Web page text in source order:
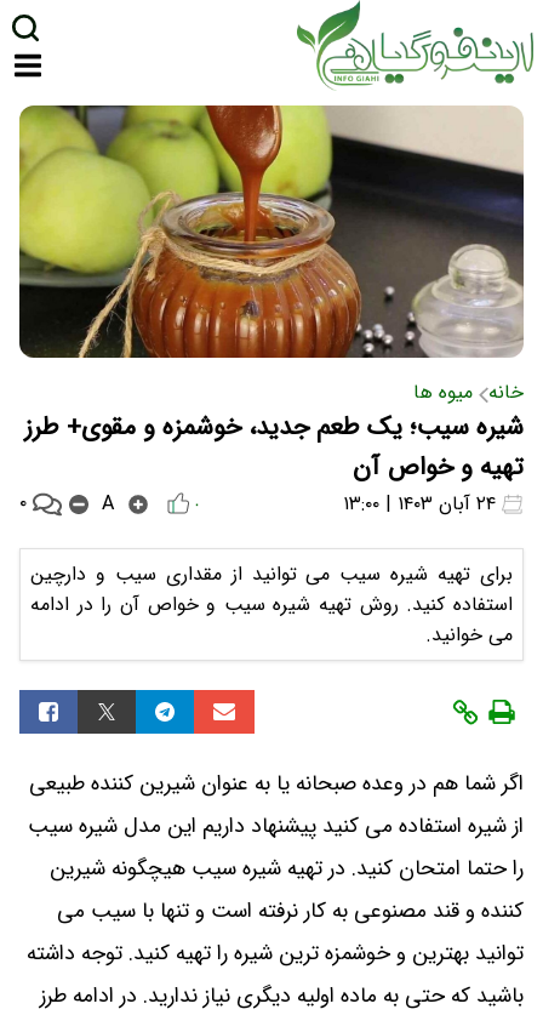
خانه میوه ها
شیره سیب؛ یک طعم جدید، خوشمزه و مقوی+ طرز
تهیه و خواص آن
۰ A ۰
برای تهیه شیره سیب می توانید از مقداری سیب و دارچین
استفاده کنید. روش تهیه شیره سیب و خواص آن را در ادامه
می خوانید.
اگر شما هم در وعده صبحانه یا به عنوان شیرین کننده طبیعی
از شیره استفاده می کنید پیشنهاد داریم این مدل شیره سیب
را حتما امتحان کنید. در تهیه شیره سیب هیچگونه شیرین
کننده و قند مصنوعی به کار نرفته است و تنها با سیب می
توانید بهترین و خوشمزه ترین شیره را تهیه کنید. توجه داشته
باشید که حتی به ماده اولیه دیگری نیاز ندارید. در ادامه طرز